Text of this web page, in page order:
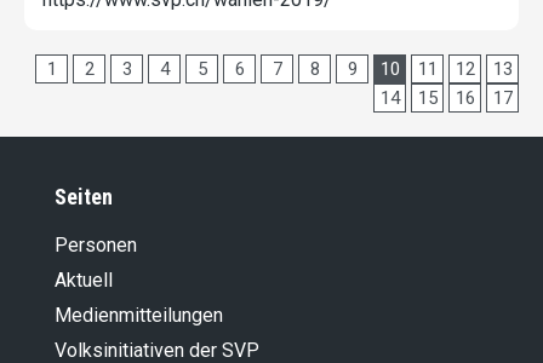
1 2 3 4 5 6 7 8 9 10 11 12
13
14
15 16 17
Seiten
Personen
Aktuell
Medienmitteilungen
Volksinitiativen der SVP